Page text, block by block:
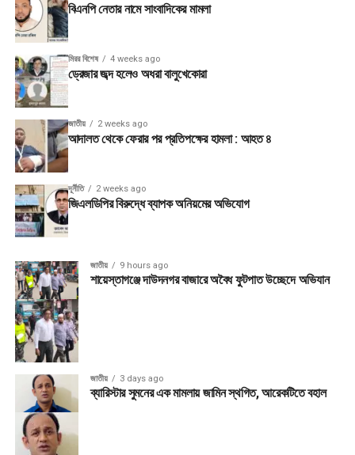
বিএনপি নেতার নামে সাংবাদিকের মামলা
মিরর বিশেষ 4 weeks ago
ড্রেজার জব্দ হলেও অধরা বালুখেকোরা
জাতীয় 2 weeks ago
আদালত থেকে ফেরার পর প্রতিপক্ষের হামলা : আহত ৪
দূর্নীতি 2 weeks ago
জিএলডিপির বিরুদ্ধে ব্যাপক অনিয়মের অভিযোগ
জাতীয় 9 hours ago
শায়েস্তাগঞ্জে দাউদনগর বাজারে অবৈধ ফুটপাত উচ্ছেদে অভিযান
জাতীয় 3 days ago
ব্যারিস্টার সুমনের এক মামলায় জামিন স্থগিত, আরেকটিতে বহাল